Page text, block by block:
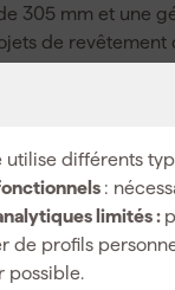
utilise différents
:
limités :
de profils
possible.
305 mm et une
de revêtement
à onglet et vous
tirez davantage